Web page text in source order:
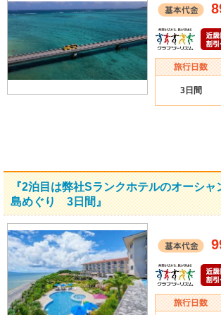
3日間
『2泊目は弊社Sランクホテルのオーシ
島めぐり 3日間』